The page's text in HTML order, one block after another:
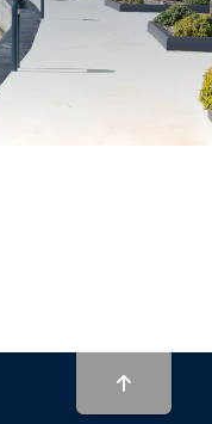
To top